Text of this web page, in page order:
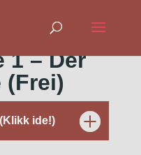
1 – Der
(Frei)
ide!)